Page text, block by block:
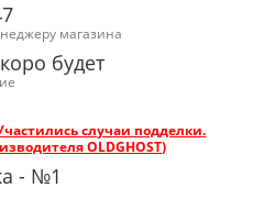
магазина
будет
случаи подделки.
OLDGHOST)
- №1